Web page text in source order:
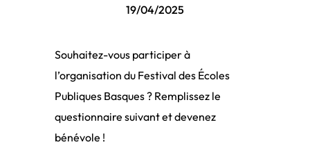
19/04/2025
Souhaitez-vous participer à
l’organisation du Festival des Écoles
Publiques Basques ? Remplissez le
questionnaire suivant et devenez
bénévole !